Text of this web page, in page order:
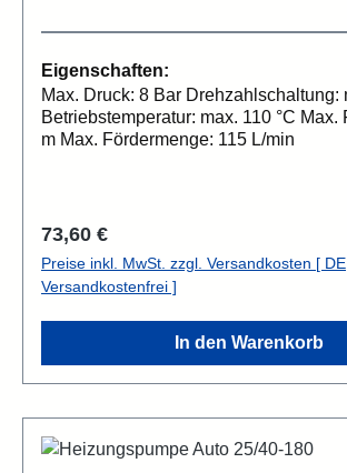
Eigenschaften:
Max. Druck: 8 Bar Drehzahlschaltung: max. 245 w
Betriebstemperatur: max. 110 °C Max. Förderhöhe: 8
m Max. Fördermenge: 115 L/min
Regulärer Preis:
73,60 €
Preise inkl. MwSt. zzgl. Versandkosten [ DE
Versandkostenfrei ]
In den Warenkorb